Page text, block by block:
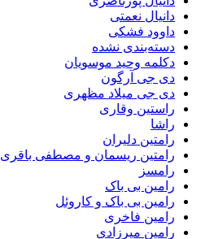
دانیال نعمتی
داوود فشکی
دسته‌بندی نشده
دکلمه وحید موسویان
دی جی آرگون
دی جی میلاد مظهری
راستین وقاری
راشا
رامتین دلیران
رامتین ریسمان و مصطفی باقری
رامسز
رامین بی باک
رامین بی باک و کاروئل
رامین فاخری
رامین میرزادی